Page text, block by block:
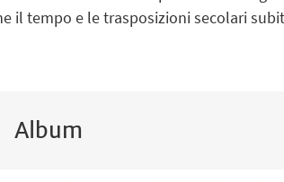
tempo e le trasposizioni secolari
Album